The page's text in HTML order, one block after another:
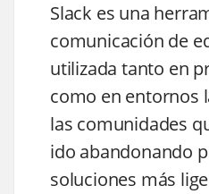
Slack es una
comunicación de
utilizada tanto en
como en entornos
las comunidades
ido abandonando
soluciones más